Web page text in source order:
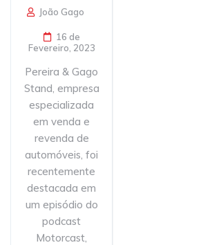
João Gago
16 de
Fevereiro, 2023
Pereira & Gago
Stand, empresa
especializada
em venda e
revenda de
automóveis, foi
recentemente
destacada em
um episódio do
podcast
Motorcast,